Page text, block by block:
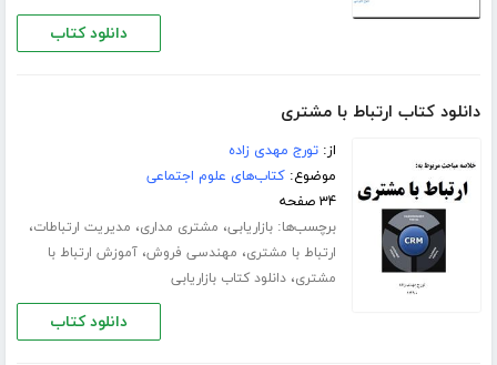
دانلود کتاب
دانلود کتاب ارتباط با مشتری‎
از:تورج مهدی زاده
موضوع:کتاب‌های علوم اجتماعی
۳۴ صفحه
برچسب‌ها:بازاریابی، مشتری مداری، مدیریت ارتباطات،
ارتباط با مشتری، مهندسی فروش،آموزش ارتباط با
مشتری،دانلود کتاب بازاریابی
دانلود کتاب